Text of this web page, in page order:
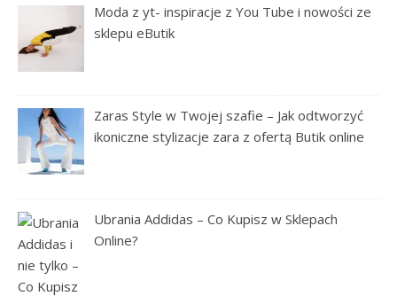
Moda z yt- inspiracje z You Tube i nowości ze
sklepu eButik
Zaras Style w Twojej szafie – Jak odtworzyć
ikoniczne stylizacje zara z ofertą Butik online
Ubrania Addidas – Co Kupisz w Sklepach
Online?